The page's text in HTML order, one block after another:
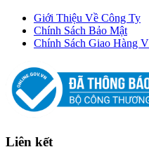
Giới Thiệu Về Công Ty
Chính Sách Bảo Mật
Chính Sách Giao Hàng
Liên kết